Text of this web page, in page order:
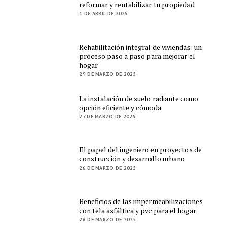
reformar y rentabilizar tu propiedad
1 DE ABRIL DE 2025
Rehabilitación integral de viviendas: un
proceso paso a paso para mejorar el
hogar
29 DE MARZO DE 2025
La instalación de suelo radiante como
opción eficiente y cómoda
27 DE MARZO DE 2025
El papel del ingeniero en proyectos de
construcción y desarrollo urbano
26 DE MARZO DE 2025
Beneficios de las impermeabilizaciones
con tela asfáltica y pvc para el hogar
26 DE MARZO DE 2025